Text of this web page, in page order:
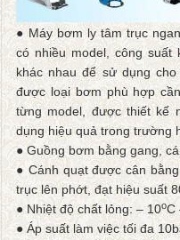
● Máy bơm ly tâm trục
có nhiều model, công suất
khác nhau để sử dụng
được loại bơm phù hợp
từng model, được thiết kế
dụng hiệu quả trong trường
● Guồng bơm bằng gang,
● Cánh quạt được cân
trục lên phớt, đạt hiệu suất
● Nhiệt độ chất lỏng: – 10oC
● Áp suất làm việc tối đa